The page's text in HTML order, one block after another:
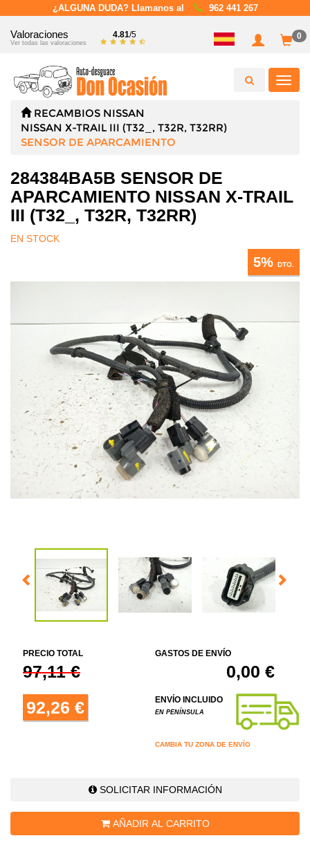
¿ALGUNA DUDA? Llamanos al 962 441 267
Valoraciones
Ver todas las valoraciones
4.81/5 0
RECAMBIOS NISSAN
NISSAN X-TRAIL III (T32_, T32R, T32RR)
SENSOR DE APARCAMIENTO
284384BA5B SENSOR DE
APARCAMIENTO NISSAN X-TRAIL
III (T32_, T32R, T32RR)
EN STOCK
5% DTO.
PRECIO TOTAL
97,11 €
92,26 €
GASTOS DE ENVÍO
0,00 €
ENVÍO INCLUIDO
EN PENÍNSULA
CAMBIA TU ZONA DE ENVÍO
SOLICITAR INFORMACIÓN
AÑADIR AL CARRITO